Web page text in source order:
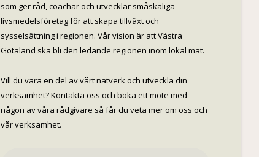
som ger råd, coachar och utvecklar småskaliga
livsmedelsföretag för att skapa tillväxt och
sysselsättning i regionen. Vår vision är att Västra
Götaland ska bli den ledande regionen inom lokal mat.
Vill du vara en del av vårt nätverk och utveckla din
verksamhet? Kontakta oss och boka ett möte med
någon av våra rådgivare så får du veta mer om oss och
vår verksamhet.